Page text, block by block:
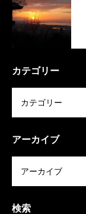
カテゴリー
アーカイブ
検索